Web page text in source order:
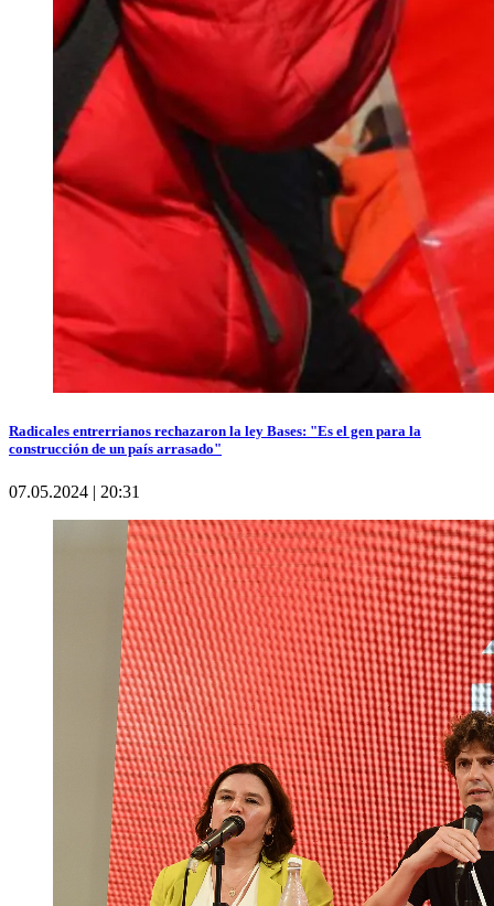
Radicales entrerrianos rechazaron la ley Bases: "Es el gen para la
construcción de un país arrasado"
07.05.2024 | 20:31